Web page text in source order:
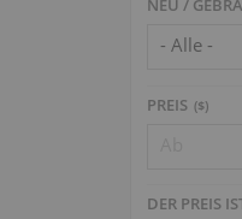
NEU /
PREIS ($)
DER PREIS